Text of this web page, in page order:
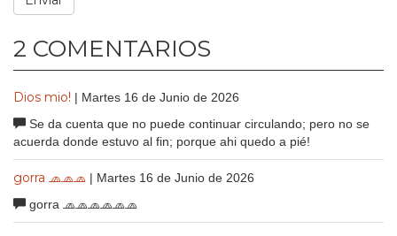
2 COMENTARIOS
Dios mio! | Martes 16 de Junio de 2026
Se da cuenta que no puede continuar circulando; pero no se
acuerda donde estuvo al fin; porque ahi quedo a pié!
gorra 🧢🧢🧢 | Martes 16 de Junio de 2026
gorra 🧢🧢🧢🧢🧢🧢